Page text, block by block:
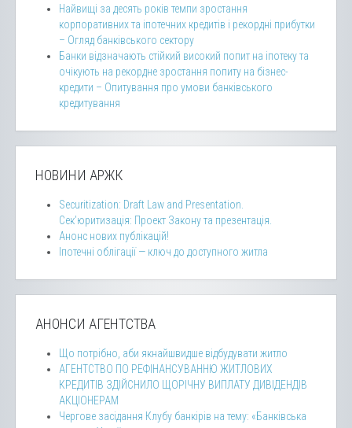
Найвищі за десять років темпи зростання
корпоративних та іпотечних кредитів і рекордні прибутки
– Огляд банківського сектору
Банки відзначають стійкий високий попит на іпотеку та
очікують на рекордне зростання попиту на бізнес-
кредити – Опитування про умови банківського
кредитування
НОВИНИ АРЖК
Securitization: Draft Law and Presentation.
Сек’юритизація: Проект Закону та презентація.
Анонс нових публікацій!
Іпотечні облігації — ключ до доступного житла
АНОНСИ АГЕНТСТВА
Що потрібно, аби якнайшвидше відбудувати житло
АГЕНТСТВО ПО РЕФІНАНСУВАННЮ ЖИТЛОВИХ
КРЕДИТІВ ЗДІЙСНИЛО ЩОРІЧНУ ВИПЛАТУ ДИВІДЕНДІВ
АКЦІОНЕРАМ
Чергове засідання Клубу банкірів на тему: «Банківська